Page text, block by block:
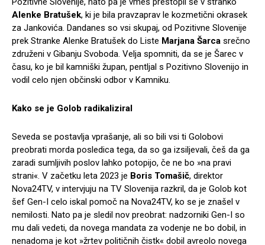
Alenke Bratušek, ki je bila pravzaprav le kozmetični okrasek
za Jankovića. Dandanes so vsi skupaj, od Pozitivne Slovenije
prek Stranke Alenke Bratušek do Liste Marjana Šarca srečno
združeni v Gibanju Svoboda. Velja spomniti, da se je Šarec v
času, ko je bil kamniški župan, pentljal s Pozitivno Slovenijo in
vodil celo njen občinski odbor v Kamniku.
Kako se je Golob radikaliziral
Seveda se postavlja vprašanje, ali so bili vsi ti Golobovi
preobrati morda posledica tega, da so ga izsiljevali, češ da ga
zaradi sumljivih poslov lahko potopijo, če ne bo »na pravi
strani«. V začetku leta 2023 je Boris Tomašič, direktor
Nova24TV, v intervjuju na TV Slovenija razkril, da je Golob kot
šef Gen-I celo iskal pomoč na Nova24TV, ko se je znašel v
nemilosti. Nato pa je sledil nov preobrat: nadzorniki Gen-I so
mu dali vedeti, da novega mandata za vodenje ne bo dobil, in
nenadoma je kot »žrtev političnih čistk« dobil avreolo novega